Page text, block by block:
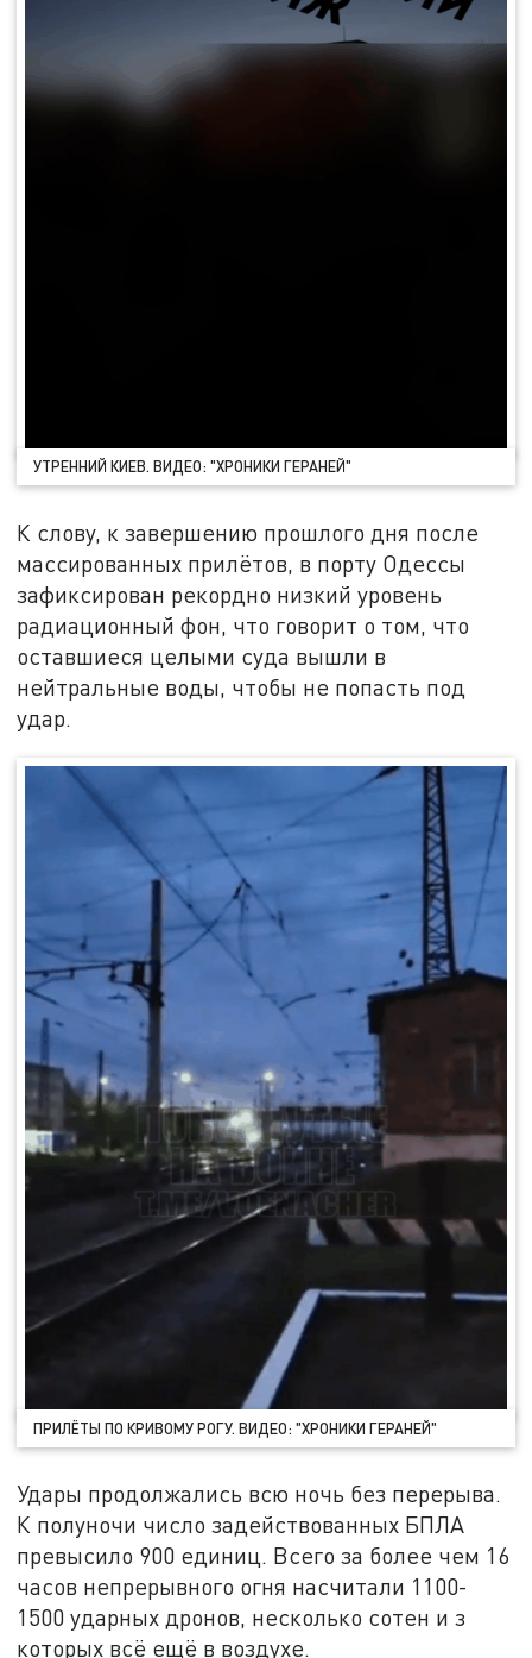
УТРЕННИЙ КИЕВ. ВИДЕО: "ХРОНИКИ ГЕРАНЕЙ"
К слову, к завершению прошлого дня после
массированных прилётов, в порту Одессы
зафиксирован рекордно низкий уровень
радиационный фон, что говорит о том, что
оставшиеся целыми суда вышли в
нейтральные воды, чтобы не попасть под
удар.
ПРИЛЁТЫ ПО КРИВОМУ РОГУ. ВИДЕО: "ХРОНИКИ ГЕРАНЕЙ"
Удары продолжались всю ночь без перерыва.
К полуночи число задействованных БПЛА
превысило 900 единиц. Всего за более чем 16
часов непрерывного огня насчитали 1100-
1500 ударных дронов, несколько сотен и з
которых всё ещё в воздухе.